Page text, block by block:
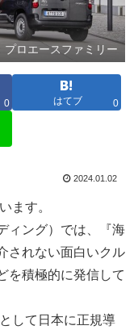
プロエースファミリー
0 はてブ 0
2024.01.02
ます。
ィング）では、『海
されない面白いクル
を積極的に発信して
して日本に正規導